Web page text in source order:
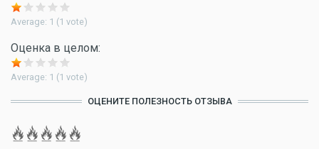
Average: 1 (1 vote)
Оценка в целом:
Average: 1 (1 vote)
ОЦЕНИТЕ ПОЛЕЗНОСТЬ ОТЗЫВА